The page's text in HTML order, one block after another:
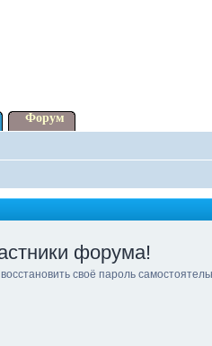
Форум
форума!
своё пароль